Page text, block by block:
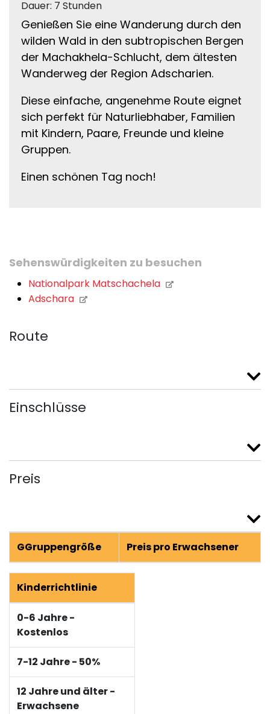
Dauer: 7 Stunden
Genießen Sie eine Wanderung durch den
wilden Wald in den subtropischen Bergen
der Machakhela-Schlucht, dem ältesten
Wanderweg der Region Adscharien.
Diese einfache, angenehme Route eignet
sich perfekt für Naturliebhaber, Familien
mit Kindern, Paare, Freunde und kleine
Gruppen.
Einen schönen Tag noch!
Sehenswürdigkeiten zu besuchen
Nationalpark Matschachela
Adschara
Route
Einschlüsse
Preis
GGruppengröße Preis pro Erwachsener
Kinderrichtlinie
0-6 Jahre -
Kostenlos
7-12 Jahre - 50%
12 Jahre und älter -
Erwachsene